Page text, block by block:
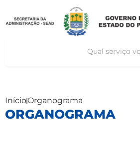
InícioOrganograma
ORGANOGRAMA